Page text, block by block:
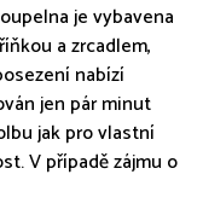
je vybavena
a zrcadlem,
nabízí
jen pár minut
jak pro vlastní
V případě zájmu o